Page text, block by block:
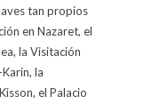
tan propios
en Nazaret, el
la Visitación
la
el Palacio